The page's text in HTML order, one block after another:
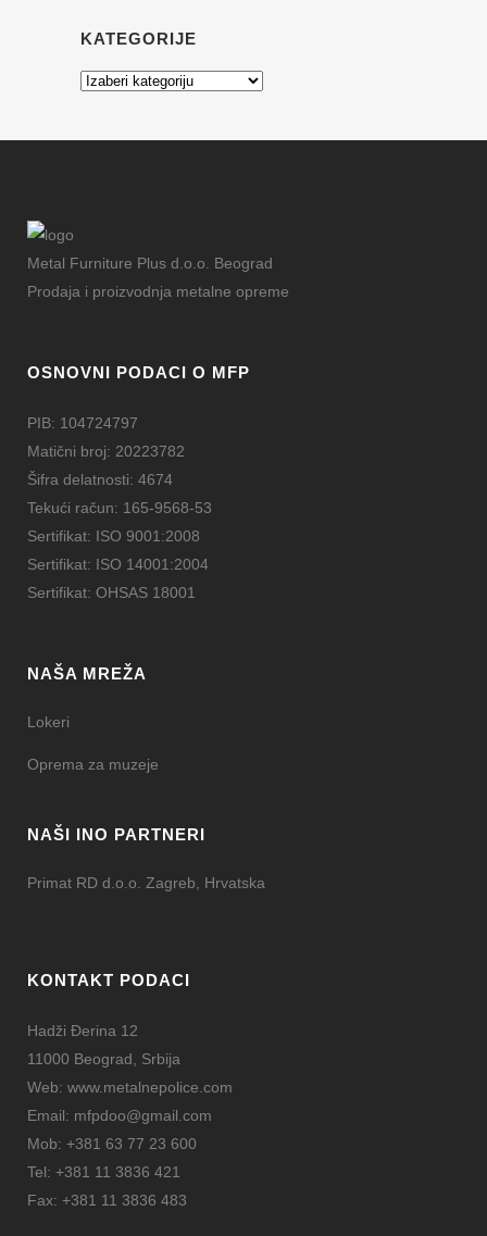
KATEGORIJE
Kategorije
Metal Furniture Plus d.o.o. Beograd
Prodaja i proizvodnja metalne opreme
OSNOVNI PODACI O MFP
PIB: 104724797
Matični broj: 20223782
Šifra delatnosti: 4674
Tekući račun: 165-9568-53
Sertifikat: ISO 9001:2008
Sertifikat: ISO 14001:2004
Sertifikat: OHSAS 18001
NAŠA MREŽA
Lokeri
Oprema za muzeje
NAŠI INO PARTNERI
Primat RD d.o.o. Zagreb, Hrvatska
KONTAKT PODACI
Hadži Đerina 12
11000 Beograd, Srbija
Web: www.metalnepolice.com
Email: mfpdoo@gmail.com
Mob: +381 63 77 23 600
Tel: +381 11 3836 421
Fax: +381 11 3836 483